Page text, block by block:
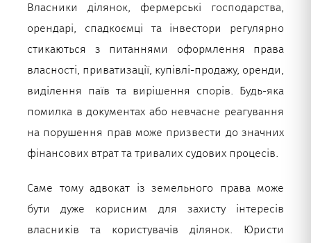
Укр
Власники ділянок, фермерські господарства,
орендарі, спадкоємці та інвестори регулярно
стикаються з питаннями оформлення права
власності, приватизації, купівлі-продажу, оренди,
виділення паїв та вирішення спорів. Будь-яка
помилка в документах або невчасне реагування
на порушення прав може призвести до значних
фінансових втрат та тривалих судових процесів.
Саме тому адвокат із земельного права може
бути дуже корисним для захисту інтересів
власників та користувачів ділянок. Юристи